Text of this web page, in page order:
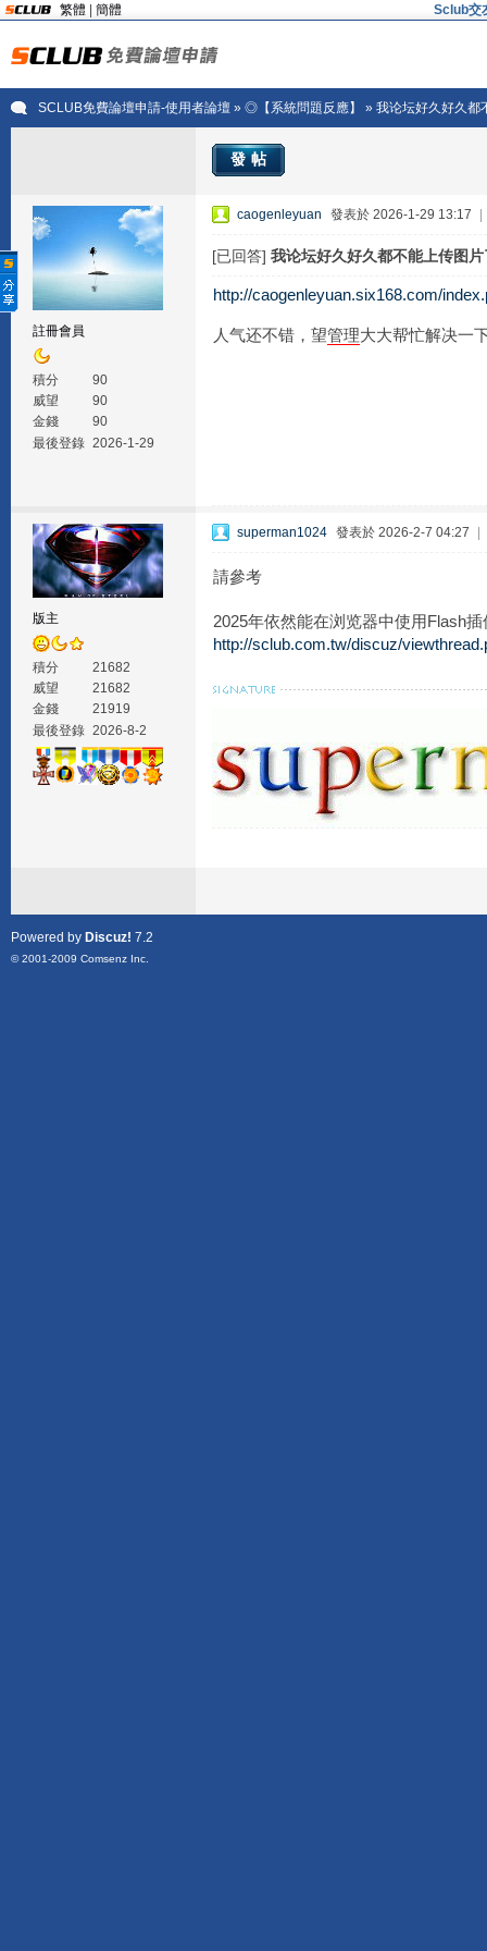
繁體 簡體 Sclub交
SCLUB免費論壇申請-使用者論壇» ◎【系統問題反應】 » 我论坛好久好久都
發帖
註冊會員
積分
90
威望
90
金錢
90
最後登錄 2026-1-29
caogenleyuan 發表於 2026-1-29 13:17
[已回答] 我论坛好久好久都不能上传图
http://caogenleyuan.six168.com/
人气还不错，望管理大大帮忙解决一
版主
積分
21682
威望
21682
金錢
21919
最後登錄 2026-8-2
superman1024 發表於 2026-2-7 04:27
請參考
2025年依然能在浏览器中使用Flash
http://sclub.com.tw/discuz/
Powered by Discuz! 7.2
© 2001-2009 Comsenz Inc.